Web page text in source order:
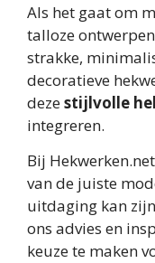
Als het gaat om
talloze
strakke,
decoratieve
dezestijlvolle
integreren.
Bij
van de juiste
uitdaging kan
ons advies en
keuze te maken